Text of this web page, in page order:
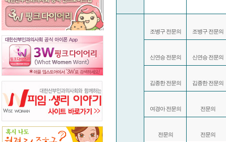
조병구 전문의
신연승 전문의
김종한 전문의
여경아 전문의
전문의
조병구 전문의
신연승 전문의
김종한 전문의
전문의
전문의